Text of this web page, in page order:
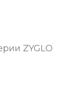
ZYGLO